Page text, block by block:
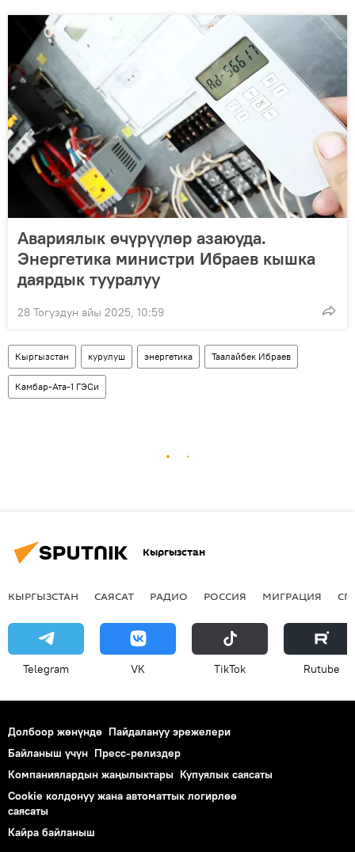
Авариялык өчүрүүлөр азаюуда.
Энергетика министри Ибраев кышка
даярдык тууралуу
28 Тогуздун айы 2025, 10:59
Кыргызстан курулуш энергетика Таалайбек Ибраев
Камбар-Ата-1 ГЭСи
Кыргызстан
КЫРГЫЗСТАН САЯСАТ РАДИО РОССИЯ МИГРАЦИЯ
Telegram VK ТikТоk Rutube
Долбоор жөнүндө Пайдалануу эрежелери
Байланыш үчүн Пресс-релиздер
Компаниялардын жаңылыктары Купуялык саясаты
Cookie колдонуу жана автоматтык логирлөө
саясаты
Кайра байланыш